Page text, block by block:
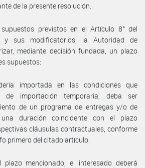
de la presente resolución.
supuestos previstos en el Artículo 8° del
y sus modificatorios, la Autoridad de
mediante decisión fundada, un plazo
supuestos:
importada en las condiciones que
de importación temporaria, deba ser
de un programa de entregas y/o de
duración coincidente con el plazo
cláusulas contractuales, conforme
primero del citado artículo.
mencionado, el interesado deberá